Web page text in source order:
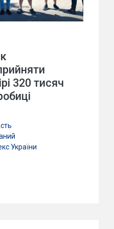
320 тисяч
України